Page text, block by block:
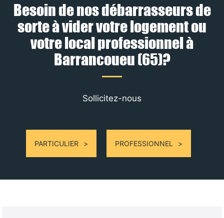
Besoin de nos débarrasseurs de
sorte à vider votre logement ou
votre local professionnel à
Barrancoueu (65)?
Sollicitez-nous
PARTICULIER PROFESSIONNEL